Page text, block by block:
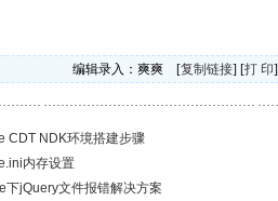
编辑录入：爽爽 [复制链接] [打 印]
CDT NDK环境搭建步骤
内存设置
下jQuery文件报错解决方案